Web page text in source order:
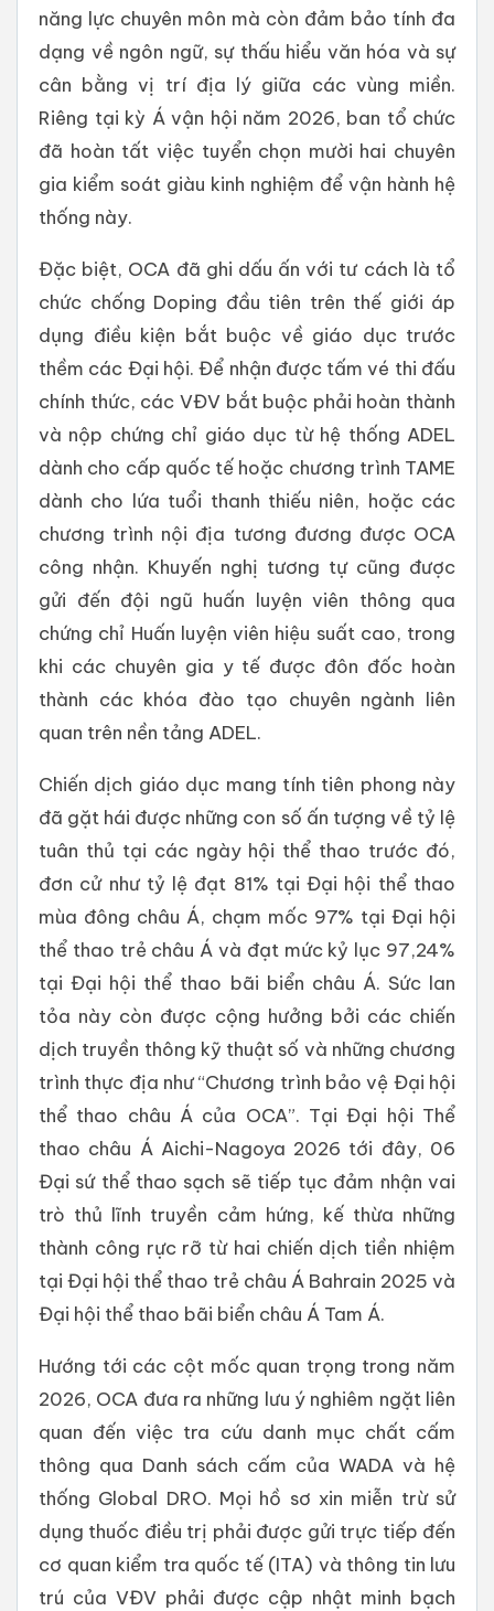
năng lực chuyên môn mà còn đảm bảo tính đa
dạng về ngôn ngữ, sự thấu hiểu văn hóa và sự
cân bằng vị trí địa lý giữa các vùng miền.
Riêng tại kỳ Á vận hội năm 2026, ban tổ chức
đã hoàn tất việc tuyển chọn mười hai chuyên
gia kiểm soát giàu kinh nghiệm để vận hành hệ
thống này.
Đặc biệt, OCA đã ghi dấu ấn với tư cách là tổ
chức chống Doping đầu tiên trên thế giới áp
dụng điều kiện bắt buộc về giáo dục trước
thềm các Đại hội. Để nhận được tấm vé thi đấu
chính thức, các VĐV bắt buộc phải hoàn thành
và nộp chứng chỉ giáo dục từ hệ thống ADEL
dành cho cấp quốc tế hoặc chương trình TAME
dành cho lứa tuổi thanh thiếu niên, hoặc các
chương trình nội địa tương đương được OCA
công nhận. Khuyến nghị tương tự cũng được
gửi đến đội ngũ huấn luyện viên thông qua
chứng chỉ Huấn luyện viên hiệu suất cao, trong
khi các chuyên gia y tế được đôn đốc hoàn
thành các khóa đào tạo chuyên ngành liên
quan trên nền tảng ADEL.
Chiến dịch giáo dục mang tính tiên phong này
đã gặt hái được những con số ấn tượng về tỷ lệ
tuân thủ tại các ngày hội thể thao trước đó,
đơn cử như tỷ lệ đạt 81% tại Đại hội thể thao
mùa đông châu Á, chạm mốc 97% tại Đại hội
thể thao trẻ châu Á và đạt mức kỷ lục 97,24%
tại Đại hội thể thao bãi biển châu Á. Sức lan
tỏa này còn được cộng hưởng bởi các chiến
dịch truyền thông kỹ thuật số và những chương
trình thực địa như “Chương trình bảo vệ Đại hội
thể thao châu Á của OCA”. Tại Đại hội Thể
thao châu Á Aichi-Nagoya 2026 tới đây, 06
Đại sứ thể thao sạch sẽ tiếp tục đảm nhận vai
trò thủ lĩnh truyền cảm hứng, kế thừa những
thành công rực rỡ từ hai chiến dịch tiền nhiệm
tại Đại hội thể thao trẻ châu Á Bahrain 2025 và
Đại hội thể thao bãi biển châu Á Tam Á.
Hướng tới các cột mốc quan trọng trong năm
2026, OCA đưa ra những lưu ý nghiêm ngặt liên
quan đến việc tra cứu danh mục chất cấm
thông qua Danh sách cấm của WADA và hệ
thống Global DRO. Mọi hồ sơ xin miễn trừ sử
dụng thuốc điều trị phải được gửi trực tiếp đến
cơ quan kiểm tra quốc tế (ITA) và thông tin lưu
trú của VĐV phải được cập nhật minh bạch